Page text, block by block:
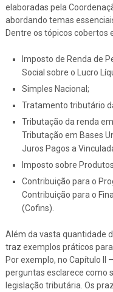
elaboradas pela
abordando temas
Dentre os tópicos cobertos
Imposto de Renda de
Social sobre o Lucro
Simples Nacional;
Tratamento tributário
Tributação da renda
Tributação em Bases
Juros Pagos a
Imposto sobre
Contribuição para o
Contribuição para o
(Cofins).
Além da vasta quantidade
traz exemplos práticos
Por exemplo, no Capítulo II
perguntas esclarece como
legislação tributária. Os